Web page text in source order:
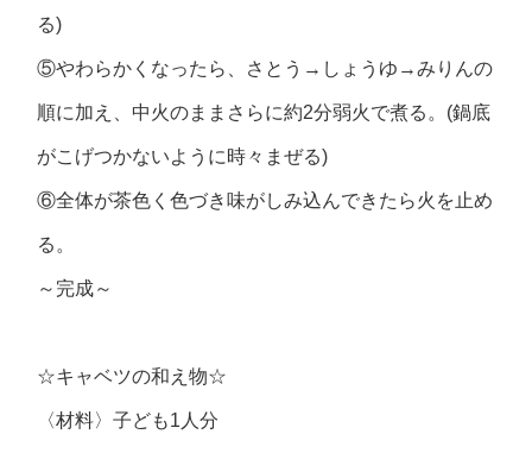
る)
⑤やわらかくなったら、さとう→しょうゆ→みりんの
順に加え、中火のままさらに約2分弱火で煮る。(鍋底
がこげつかないように時々まぜる)
⑥全体が茶色く色づき味がしみ込んできたら火を止め
る。
～完成～
☆キャベツの和え物☆
〈材料〉子ども1人分